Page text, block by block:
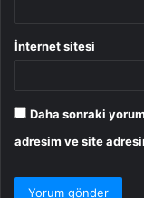
İnternet sitesi
Daha sonraki
adresim ve site